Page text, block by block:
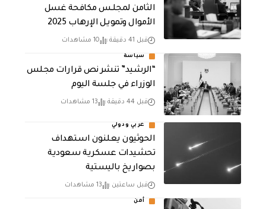
الثامن لمجلـس مكافحة غسل
الأموال وتمويـل الإرهـاب 2025
قبل 41 دقيقة 10 مشاهدات
سياسة
“الرشيد” تنشر نص قرارات مجلس
الوزراء في جلسة اليوم
قبل 44 دقيقة 13 مشاهدات
عربي ودولي
الحوثيون يعلنون استهداف
تحشيدات عسكرية سعودية
بصواريخ باليستية
قبل ساعتين 13 مشاهدات
أمن